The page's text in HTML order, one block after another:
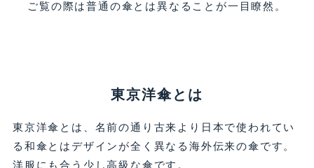
ご覧の際は普通の傘とは異なることが一目瞭然。
東京洋傘とは
東京洋傘とは、名前の通り古来より日本で使われてい
る和傘とはデザインが全く異なる海外伝来の傘です。
洋服にも合う少し高級な傘です。